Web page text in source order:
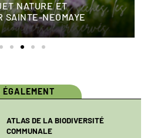
NATURE ET
SAINTE-NEOMAYE
ATLAS DE LA BIODIVERSITÉ
COMMUNALE